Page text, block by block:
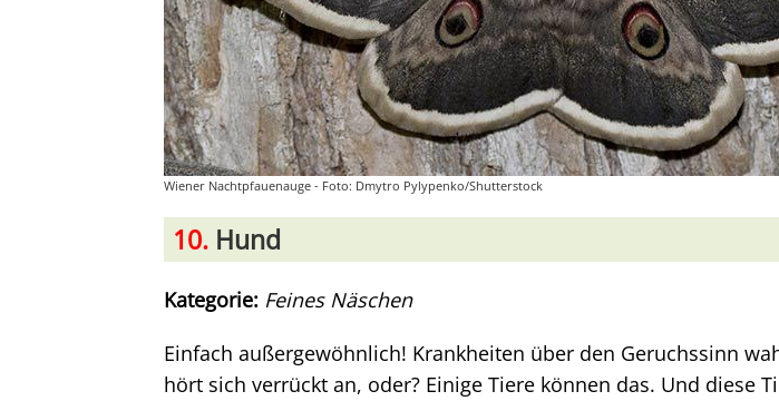
Wiener Nachtpfauenauge - Foto: Dmytro Pylypenko/Shutterstock
10. Hund
Kategorie: Feines Näschen
Einfach außergewöhnlich! Krankheiten über den Geruchssinn
hört sich verrückt an, oder? Einige Tiere können das. Und diese